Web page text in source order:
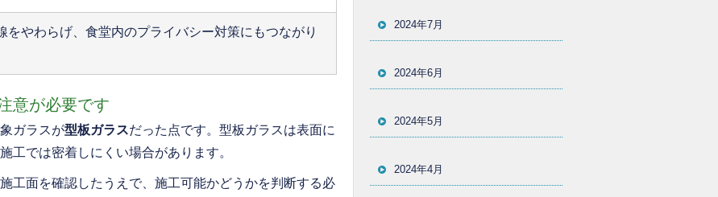
をやわらげ、食堂内のプライバシー対策にもつながり
意が必要です
ガラスが型板ガラスだった点です。型板ガラスは表面に
工では密着しにくい場合があります。
工面を確認したうえで、施工可能かどうかを判断する必
2024年7月
2024年6月
2024年5月
2024年4月